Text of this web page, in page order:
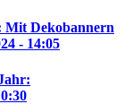
Mit Dekobannern
- 14:05